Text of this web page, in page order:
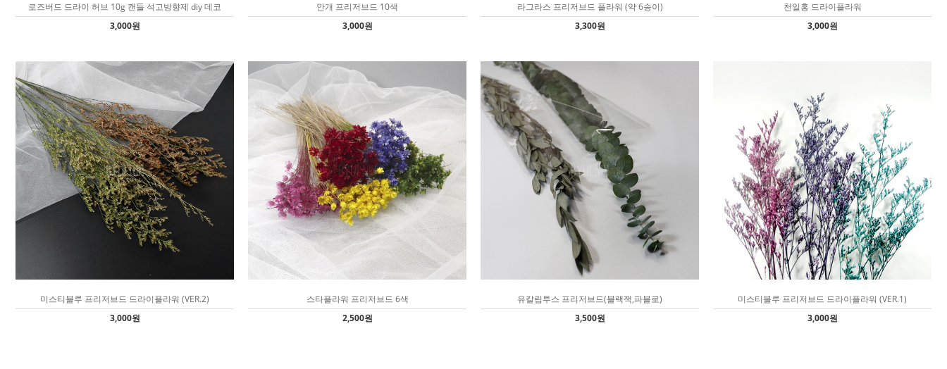
로즈버드 드라이 허브 10g 캔들 석고방향제 diy 데코
3,000원
안개 프리저브드 10색
3,000원
라그라스 프리저브드 플라워 (약 6송이)
3,300원
천일홍 드라이플라워
3,000원
미스티블루 프리저브드 드라이플라워 (VER.2)
3,000원
스타플라워 프리저브드 6색
2,500원
유칼립투스 프리저브드(블랙잭,파블로)
3,500원
미스티블루 프리저브드 드라이플라워 (VER.1)
3,000원